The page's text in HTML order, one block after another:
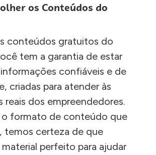
os Conteúdos do
conteúdos gratuitos do
tem a garantia de estar
confiáveis e de
criadas para atender às
reais dos empreendedores.
o formato de conteúdo que
temos certeza de que
perfeito para ajudar